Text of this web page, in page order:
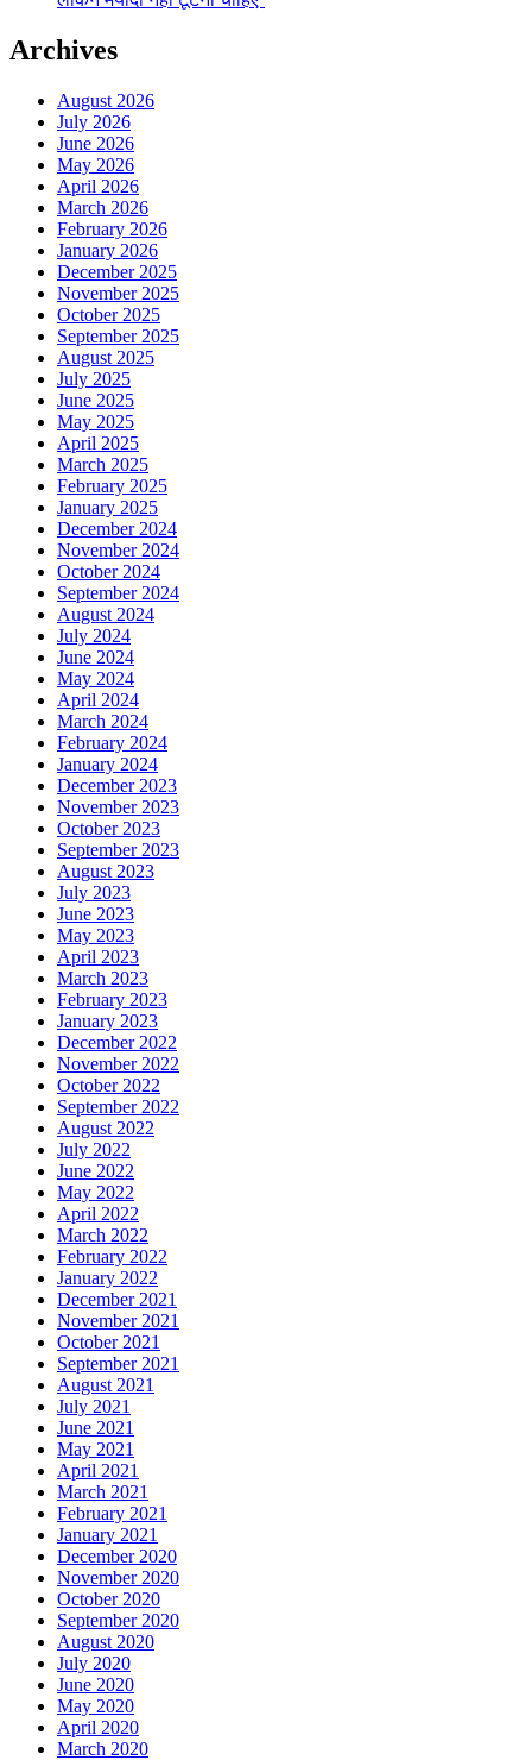
Archives
August 2026
July 2026
June 2026
May 2026
April 2026
March 2026
February 2026
January 2026
December 2025
November 2025
October 2025
September 2025
August 2025
July 2025
June 2025
May 2025
April 2025
March 2025
February 2025
January 2025
December 2024
November 2024
October 2024
September 2024
August 2024
July 2024
June 2024
May 2024
April 2024
March 2024
February 2024
January 2024
December 2023
November 2023
October 2023
September 2023
August 2023
July 2023
June 2023
May 2023
April 2023
March 2023
February 2023
January 2023
December 2022
November 2022
October 2022
September 2022
August 2022
July 2022
June 2022
May 2022
April 2022
March 2022
February 2022
January 2022
December 2021
November 2021
October 2021
September 2021
August 2021
July 2021
June 2021
May 2021
April 2021
March 2021
February 2021
January 2021
December 2020
November 2020
October 2020
September 2020
August 2020
July 2020
June 2020
May 2020
April 2020
March 2020